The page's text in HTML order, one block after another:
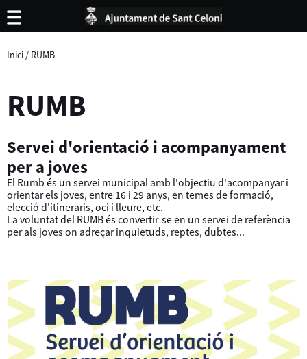
Inici / RUMB
RUMB
Servei d'orientació i acompanyament
per a joves
El Rumb és un servei municipal amb l'objectiu d'acompanyar i
orientar els joves, entre 16 i 29 anys, en temes de formació,
elecció d'itineraris, oci i lleure, etc.
La voluntat del RUMB és convertir-se en un servei de referència
per als joves on adreçar inquietuds, reptes, dubtes...